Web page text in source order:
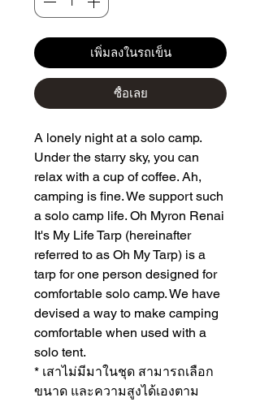
เพิ่มลงในรถเข็น
ซื้อเลย
A lonely night at a solo camp.
Under the starry sky, you can
relax with a cup of coffee. Ah,
camping is fine. We support such
a solo camp life. Oh Myron Renai
It's My Life Tarp (hereinafter
referred to as Oh My Tarp) is a
tarp for one person designed for
comfortable solo camp. We have
devised a way to make camping
comfortable when used with a
solo tent.
* เสาไม่มีมาในชุด สามารถเลือก
ขนาด และความสูงได้เองตาม